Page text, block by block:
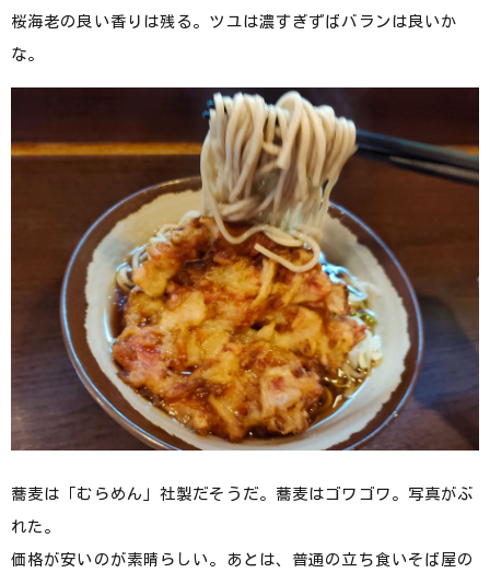
桜海老の良い香りは残る。ツユは濃すぎずばバランは良いか
な。
蕎麦は「むらめん」社製だそうだ。蕎麦はゴワゴワ。写真がぶ
れた。
価格が安いのが素晴らしい。あとは、普通の立ち食いそば屋の